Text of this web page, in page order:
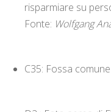
risparmiare su
Fonte: Wolfgang
C35: Fossa